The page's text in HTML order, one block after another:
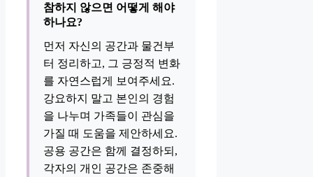
참하지 않으면 어떻게 해야
하나요?
먼저 자신의 공간과 물건부
터 정리하고, 그 긍정적 변화
를 자연스럽게 보여주세요.
강요하지 말고 본인의 경험
을 나누며 가족들이 관심을
가질 때 도움을 제안하세요.
공용 공간은 함께 결정하되,
각자의 개인 공간은 존중해